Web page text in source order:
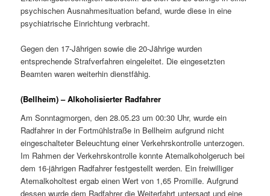
psychischen Ausnahmesituation befand, wurde diese in eine
psychiatrische Einrichtung verbracht.
Gegen den 17-Jährigen sowie die 20-Jährige wurden
entsprechende Strafverfahren eingeleitet. Die eingesetzten
Beamten waren weiterhin dienstfähig.
(Bellheim) – Alkoholisierter Radfahrer
Am Sonntagmorgen, den 28.05.23 um 00:30 Uhr, wurde ein
Radfahrer in der Fortmühlstraße in Bellheim aufgrund nicht
eingeschalteter Beleuchtung einer Verkehrskontrolle unterzogen.
Im Rahmen der Verkehrskontrolle konnte Atemalkoholgeruch bei
dem 16-jährigen Radfahrer festgestellt werden. Ein freiwilliger
Atemalkoholtest ergab einen Wert von 1,65 Promille. Aufgrund
dessen wurde dem Radfahrer die Weiterfahrt untersagt und eine